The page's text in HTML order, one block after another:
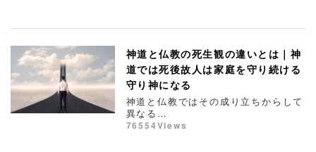
神道と仏教の死生観の違いとは｜神
道では死後故人は家庭を守り続ける
守り神になる
神道と仏教ではその成り立ちからして
異なる…
76554Views